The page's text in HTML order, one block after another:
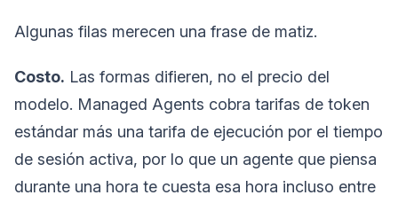
Algunas filas merecen una frase de matiz.
Costo. Las formas difieren, no el precio del
modelo. Managed Agents cobra tarifas de token
estándar más una tarifa de ejecución por el tiempo
de sesión activa, por lo que un agente que piensa
durante una hora te cuesta esa hora incluso entre